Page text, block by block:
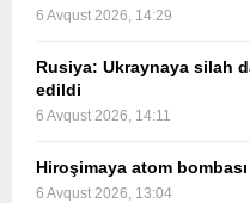
6 Avqust 2026, 14:29
Rusiya: Ukraynaya silah
edildi
6 Avqust 2026, 14:11
Hiroşimaya atom
6 Avqust 2026, 13:04